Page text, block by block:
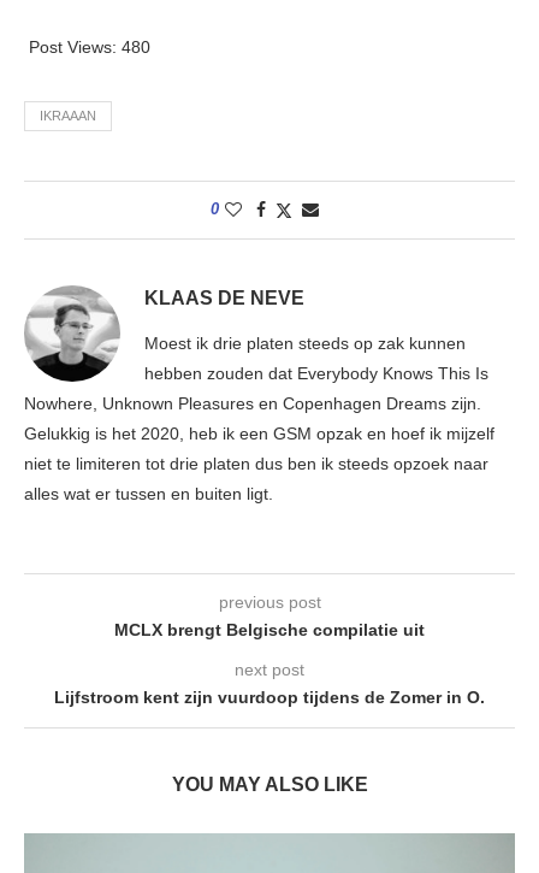
Post Views: 480
IKRAAAN
0
KLAAS DE NEVE
Moest ik drie platen steeds op zak kunnen
hebben zouden dat Everybody Knows This Is
Nowhere, Unknown Pleasures en Copenhagen Dreams zijn.
Gelukkig is het 2020, heb ik een GSM opzak en hoef ik mijzelf
niet te limiteren tot drie platen dus ben ik steeds opzoek naar
alles wat er tussen en buiten ligt.
previous post
MCLX brengt Belgische compilatie uit
next post
Lijfstroom kent zijn vuurdoop tijdens de Zomer in O.
YOU MAY ALSO LIKE